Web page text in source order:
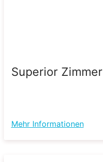
Superior Zimmer
Mehr Informationen